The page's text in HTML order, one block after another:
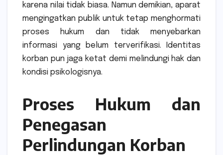
karena nilai tidak biasa. Namun demikian, aparat
mengingatkan publik untuk tetap menghormati
proses hukum dan tidak menyebarkan
informasi yang belum terverifikasi. Identitas
korban pun jaga ketat demi melindungi hak dan
kondisi psikologisnya.
Proses Hukum dan
Penegasan
Perlindungan Korban